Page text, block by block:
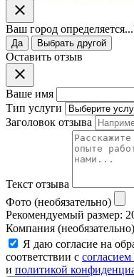
Ваш город определяется...
Да Выбрать другой
Оставить отзыв
Ваше имя
Тип услуги
Заголовок отзыва
Текст отзыва
Фото (необязательно)
Рекомендуемый размер:
Компания (необязательно)
Я даю согласие на
соответствии с
и политикой